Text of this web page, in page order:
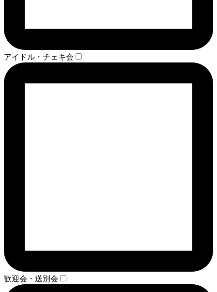
アイドル・チェキ会
歓迎会・送別会